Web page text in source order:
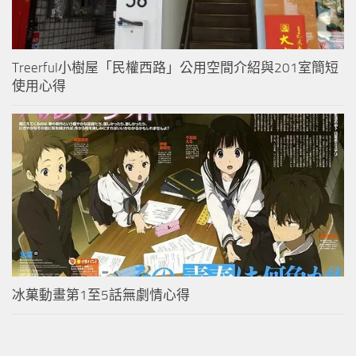
Treerful小樹屋「民權西路」公用空間介紹與201室簡短
使用心得
冰菓動畫第1至5話無劇情心得